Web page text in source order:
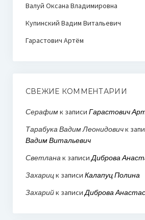
Валуй Оксана Владимировна
Купинский Вадим Витальевич
Гарастович Артём
СВЕЖИЕ КОММЕНТАРИИ
Серафимк записи Гарастович
Тарабука Вадим Леонидовичк
Вадим Витальевич
Светланак записиДиброва
Захарицк записи Калапуц Полина
Захарийк записиДиброва